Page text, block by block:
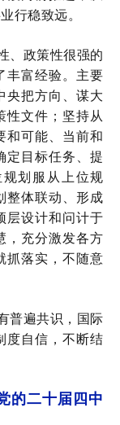
行稳致远。
、政策性很强的
丰富经验。主要
央把方向、谋大
性文件；坚持从
和可能、当前和
定目标任务、提
划服从上位规
整体联动、形成
层设计和问计于
，充分激发各方
抓落实，不随意
普遍共识，国际
度自信，不断结
的二十届四中